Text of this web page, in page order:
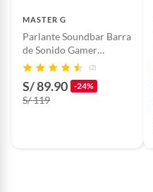
MASTER G
Parlante Soundbar Barra
de Sonido Gamer
Master-G Bluetooth
(2)
S/ 89.90 -24%
S/ 119